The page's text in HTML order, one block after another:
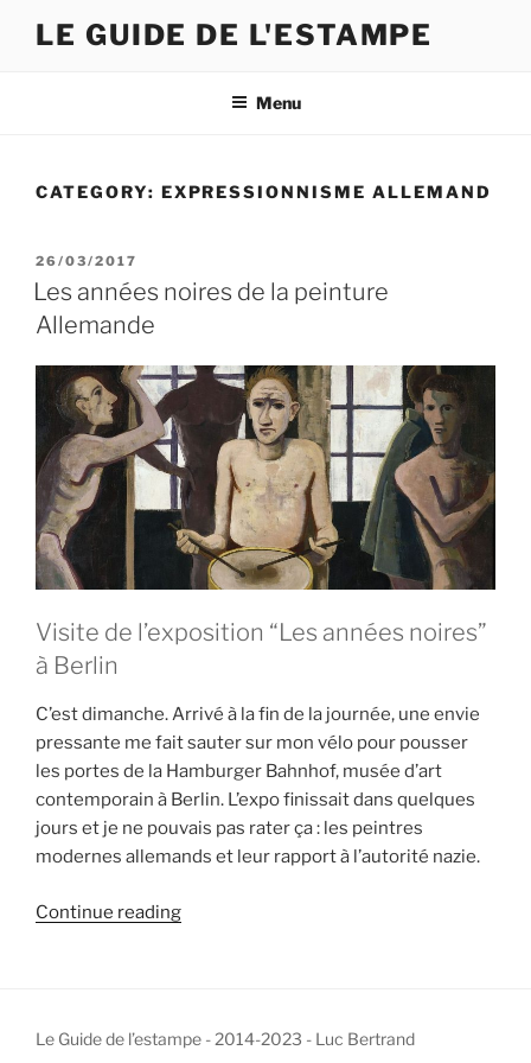
LE GUIDE DE L'ESTAMPE
Menu
CATEGORY: EXPRESSIONNISME ALLEMAND
POSTED
ON
26/03/2017
Les années noires de la peinture
Allemande
Visite de l’exposition “Les années noires”
à Berlin
C’est dimanche. Arrivé à la fin de la journée, une envie
pressante me fait sauter sur mon vélo pour pousser
les portes de la Hamburger Bahnhof, musée d’art
contemporain à Berlin. L’expo finissait dans quelques
jours et je ne pouvais pas rater ça : les peintres
modernes allemands et leur rapport à l’autorité nazie.
Continue reading“Les
peinture
Le Guide de l’estampe - 2014-2023 - Luc Bertrand